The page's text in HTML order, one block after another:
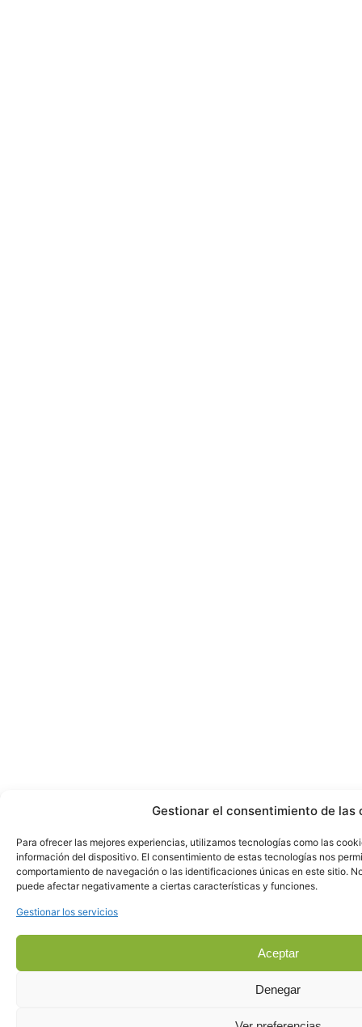
Gestionar el consentimiento de las
Para ofrecer las mejores experiencias, utilizamos tecnologías como las
información del dispositivo. El consentimiento de estas tecnologías nos
comportamiento de navegación o las identificaciones únicas en este sitio.
puede afectar negativamente a ciertas características y funciones.
Gestionar los servicios
Aceptar
Denegar